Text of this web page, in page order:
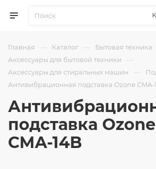
Главная — Каталог — Бытовая техника
Аксессуары для бытовой техники —
Аксессуары для стиральных машин —
Антивибрационная подставка Ozone CMA-
подставка Ozone
CMA-14B